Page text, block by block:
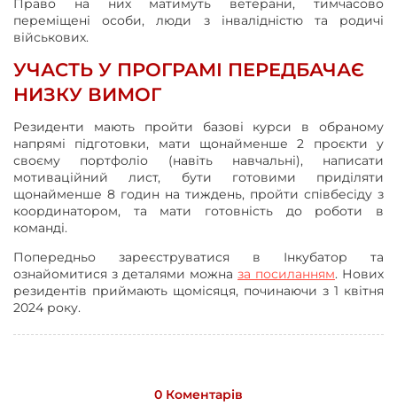
Право на них матимуть ветерани, тимчасово
переміщені особи, люди з інвалідністю та родичі
військових.
УЧАСТЬ У ПРОГРАМІ ПЕРЕДБАЧАЄ
НИЗКУ ВИМОГ
Резиденти мають пройти базові курси в обраному
напрямі підготовки, мати щонайменше 2 проєкти у
своєму портфоліо (навіть навчальні), написати
мотиваційний лист, бути готовими приділяти
щонайменше 8 годин на тиждень, пройти співбесіду з
координатором, та мати готовність до роботи в
команді.
Попередньо зареєструватися в Інкубатор та
ознайомитися з деталями можна за посиланням. Нових
резидентів приймають щомісяця, починаючи з 1 квітня
2024 року.
0 Коментарів